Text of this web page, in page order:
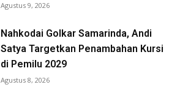
Agustus 9, 2026
Nahkodai Golkar Samarinda, Andi
Satya Targetkan Penambahan Kursi
di Pemilu 2029
Agustus 8, 2026